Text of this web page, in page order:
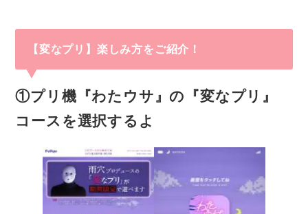
【変なプリ】楽しみ方をご紹介！
①プリ機『わたウサ』の『変なプリ』
コースを選択するよ